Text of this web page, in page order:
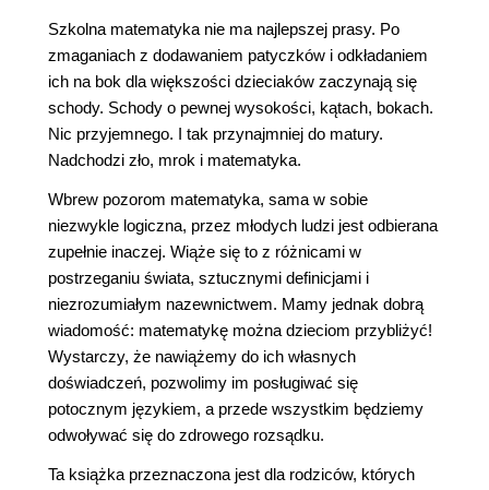
Szkolna matematyka nie ma najlepszej prasy. Po
zmaganiach z dodawaniem patyczków i odkładaniem
ich na bok dla większości dzieciaków zaczynają się
schody. Schody o pewnej wysokości, kątach, bokach.
Nic przyjemnego. I tak przynajmniej do matury.
Nadchodzi zło, mrok i matematyka.
Wbrew pozorom matematyka, sama w sobie
niezwykle logiczna, przez młodych ludzi jest odbierana
zupełnie inaczej. Wiąże się to z różnicami w
postrzeganiu świata, sztucznymi definicjami i
niezrozumiałym nazewnictwem. Mamy jednak dobrą
wiadomość: matematykę można dzieciom przybliżyć!
Wystarczy, że nawiążemy do ich własnych
doświadczeń, pozwolimy im posługiwać się
potocznym językiem, a przede wszystkim będziemy
odwoływać się do zdrowego rozsądku.
Ta książka przeznaczona jest dla rodziców, których